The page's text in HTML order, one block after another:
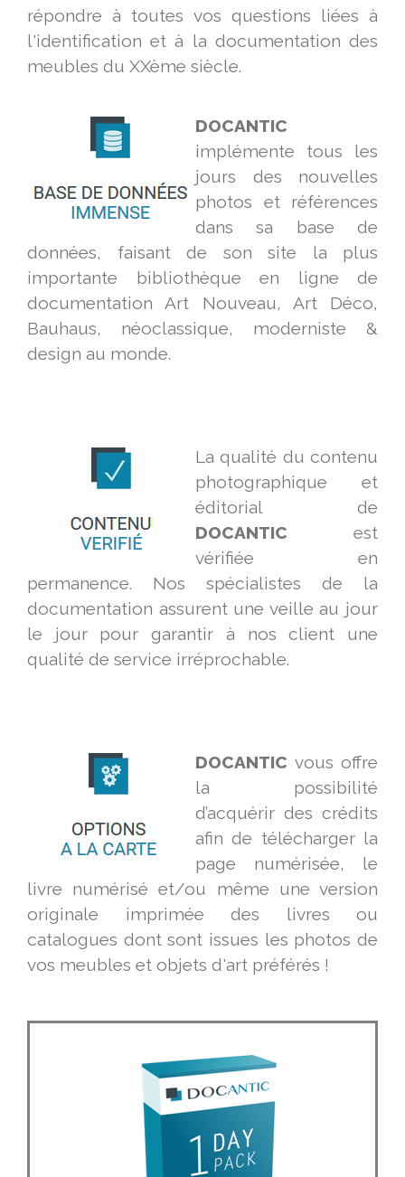
répondre à toutes vos questions liées à
l'identification et à la documentation des
meubles du XXème siècle.
DOCANTIC
implémente tous les
jours des nouvelles
photos et références
dans sa base de
données, faisant de son site la plus
importante bibliothèque en ligne de
documentation Art Nouveau, Art Déco,
Bauhaus, néoclassique, moderniste &
design au monde.
La qualité du contenu
photographique et
éditorial de
DOCANTIC est
vérifiée en
permanence. Nos spécialistes de la
documentation assurent une veille au jour
le jour pour garantir à nos client une
qualité de service irréprochable.
DOCANTIC vous offre
la possibilité
d’acquérir des crédits
afin de télécharger la
page numérisée, le
livre numérisé et/ou même une version
originale imprimée des livres ou
catalogues dont sont issues les photos de
vos meubles et objets d'art préférés !